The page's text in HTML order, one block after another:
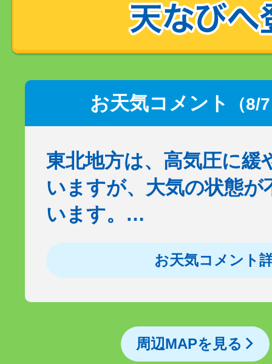
お天気コメント （8/
東北地方は、高気圧に緩
いますが、大気の状態が
います。…
お天気コメント
周辺MAPを見る